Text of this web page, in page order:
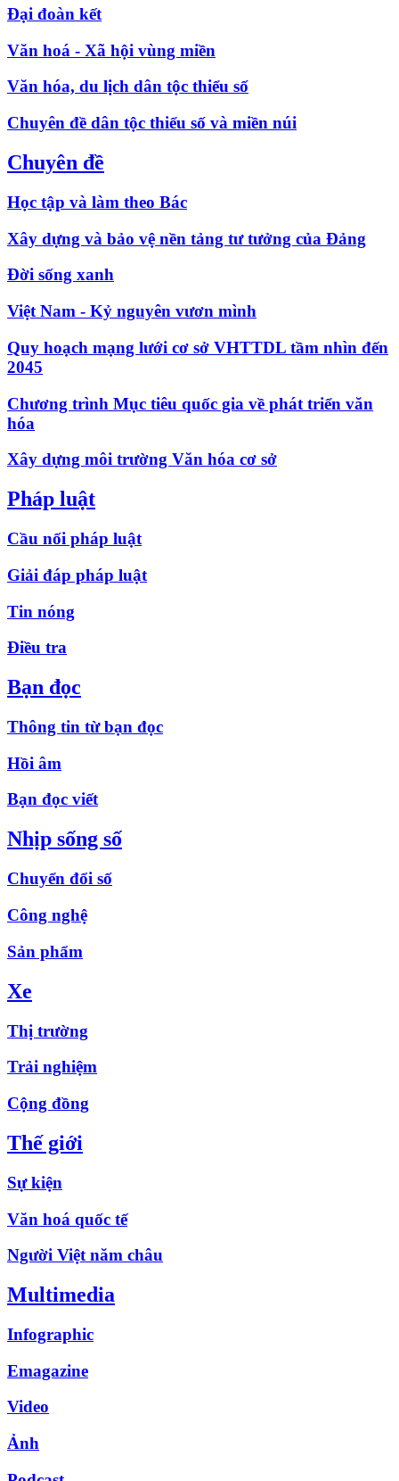
Đại đoàn kết
Văn hoá - Xã hội vùng miền
Văn hóa, du lịch dân tộc thiểu số
Chuyên đề dân tộc thiểu số và miền núi
Chuyên đề
Học tập và làm theo Bác
Xây dựng và bảo vệ nền tảng tư tưởng của Đảng
Đời sống xanh
Việt Nam - Kỷ nguyên vươn mình
Quy hoạch mạng lưới cơ sở VHTTDL tầm nhìn đến
2045
Chương trình Mục tiêu quốc gia về phát triển văn
hóa
Xây dựng môi trường Văn hóa cơ sở
Pháp luật
Cầu nối pháp luật
Giải đáp pháp luật
Tin nóng
Điều tra
Bạn đọc
Thông tin từ bạn đọc
Hồi âm
Bạn đọc viết
Nhịp sống số
Chuyển đổi số
Công nghệ
Sản phẩm
Xe
Thị trường
Trải nghiệm
Cộng đồng
Thế giới
Sự kiện
Văn hoá quốc tế
Người Việt năm châu
Multimedia
Infographic
Emagazine
Video
Ảnh